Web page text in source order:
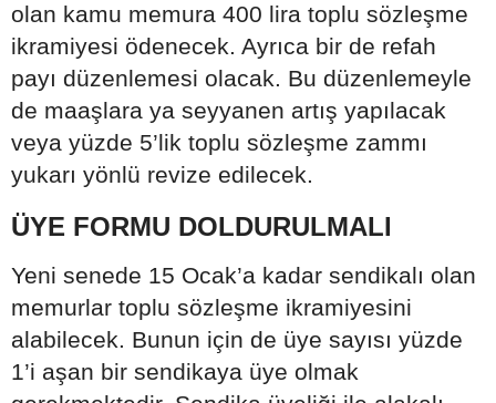
olan kamu memura 400 lira toplu sözleşme
ikramiyesi ödenecek. Ayrıca bir de refah
payı düzenlemesi olacak. Bu düzenlemeyle
de maaşlara ya seyyanen artış yapılacak
veya yüzde 5’lik toplu sözleşme zammı
yukarı yönlü revize edilecek.
ÜYE FORMU DOLDURULMALI
Yeni senede 15 Ocak’a kadar sendikalı olan
memurlar toplu sözleşme ikramiyesini
alabilecek. Bunun için de üye sayısı yüzde
1’i aşan bir sendikaya üye olmak